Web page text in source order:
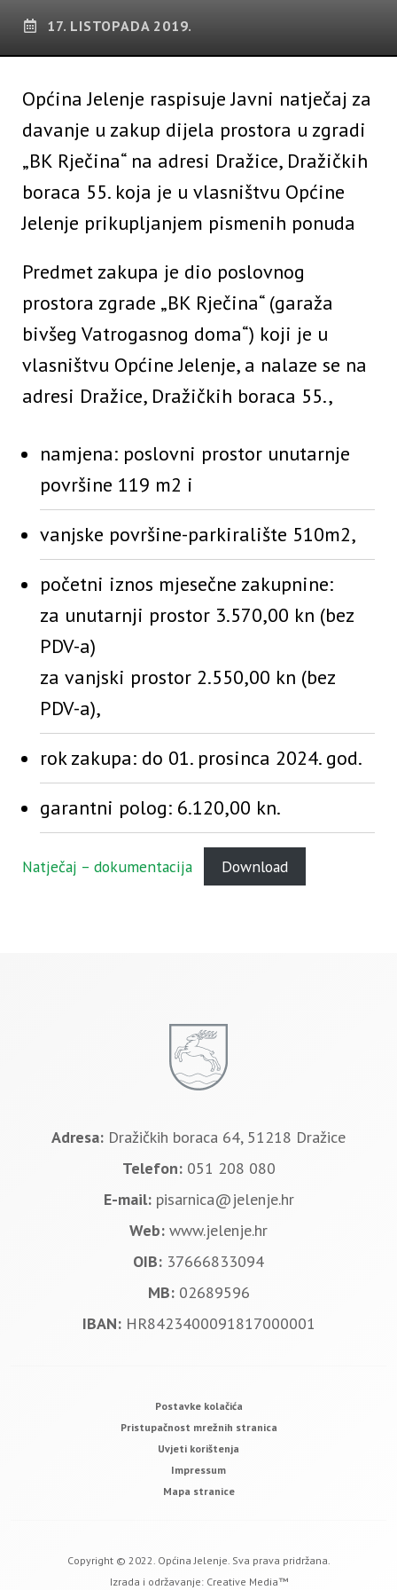
17. LISTOPADA 2019.
Općina Jelenje raspisuje Javni natječaj za
davanje u zakup dijela prostora u zgradi
„BK Rječina“ na adresi Dražice, Dražičkih
boraca 55. koja je u vlasništvu Općine
Jelenje prikupljanjem pismenih ponuda
Predmet zakupa je dio poslovnog
prostora zgrade „BK Rječina“ (garaža
bivšeg Vatrogasnog doma“) koji je u
vlasništvu Općine Jelenje, a nalaze se na
adresi Dražice, Dražičkih boraca 55.,
namjena: poslovni prostor unutarnje
površine 119 m2 i
vanjske površine-parkiralište 510m2,
početni iznos mjesečne zakupnine:
za unutarnji prostor 3.570,00 kn (bez
PDV-a)
za vanjski prostor 2.550,00 kn (bez
PDV-a),
rok zakupa: do 01. prosinca 2024. god.
garantni polog: 6.120,00 kn.
Natječaj – dokumentacija Download
Adresa: Dražičkih boraca 64, 51218 Dražice
Telefon: 051 208 080
E-mail: pisarnica@jelenje.hr
Web: www.jelenje.hr
OIB: 37666833094
MB: 02689596
IBAN: HR8423400091817000001
Postavke kolačića
Pristupačnost mrežnih stranica
Uvjeti korištenja
Impressum
Mapa stranice
Copyright © 2022. Općina Jelenje. Sva prava pridržana.
Izrada i održavanje: Creative Media™